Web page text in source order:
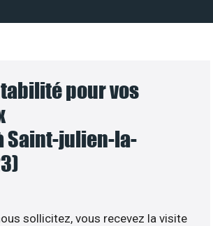
pour vos
Saint-julien-la-
sollicitez, vous recevez la visite